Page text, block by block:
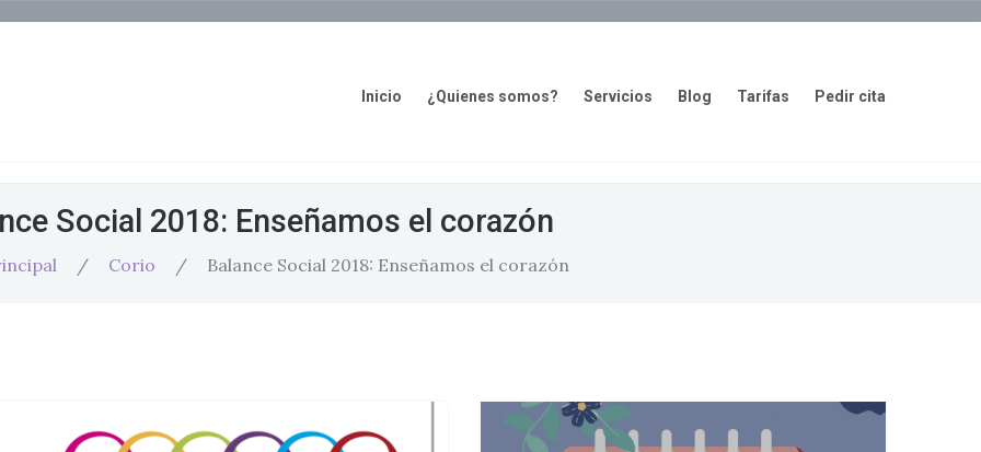
Inicio ¿Quienes somos? Servicios Blog Tarifas Pedir cita
Social 2018: Enseñamos el corazón
/ Corio / Balance Social 2018: Enseñamos el corazón